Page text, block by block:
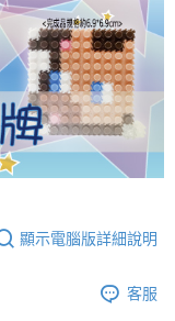
顯示電腦版詳細說明
客服